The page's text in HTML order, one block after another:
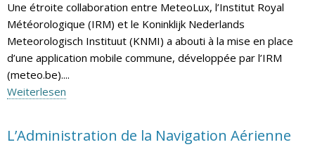
Une étroite collaboration entre MeteoLux, l’Institut Royal
Météorologique (IRM) et le Koninklijk Nederlands
Meteorologisch Instituut (KNMI) a abouti à la mise en place
d’une application mobile commune, développée par l’IRM
(meteo.be)....
Weiterlesen
L’Administration de la Navigation Aérienne